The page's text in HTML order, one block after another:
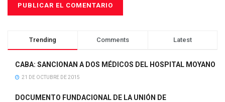
Trending Comments Latest
CABA: SANCIONAN A DOS MÉDICOS DEL HOSPITAL MOYANO
21 DE OCTUBRE DE 2015
DOCUMENTO FUNDACIONAL DE LA UNIÓN DE